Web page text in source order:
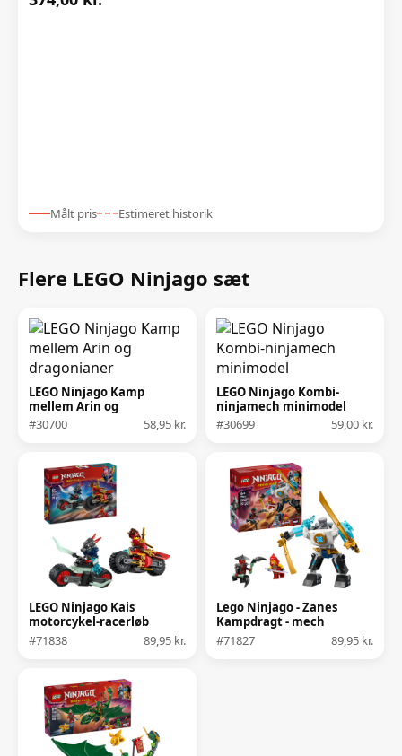
Målt pris Estimeret historik
Flere LEGO Ninjago sæt
LEGO Ninjago Kamp
mellem Arin og
dragonianer
#30700 58,95 kr.
LEGO Ninjago Kombi-
ninjamech minimodel
#30699
59,00 kr.
LEGO Ninjago Kais
motorcykel-racerløb
#71838
89,95 kr.
Lego Ninjago - Zanes
Kampdragt - mech
#71827
89,95 kr.